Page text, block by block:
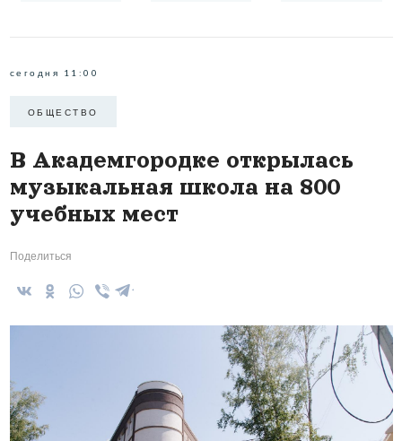
сегодня 11:00
ОБЩЕСТВО
В Академгородке открылась
музыкальная школа на 800
учебных мест
Поделиться